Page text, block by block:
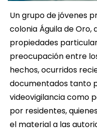
Un grupo de jóvenes
colonia Águila de Oro,
propiedades
preocupación entre
hechos, ocurridos
documentados tanto
videovigilancia como
por residentes,
el material a las